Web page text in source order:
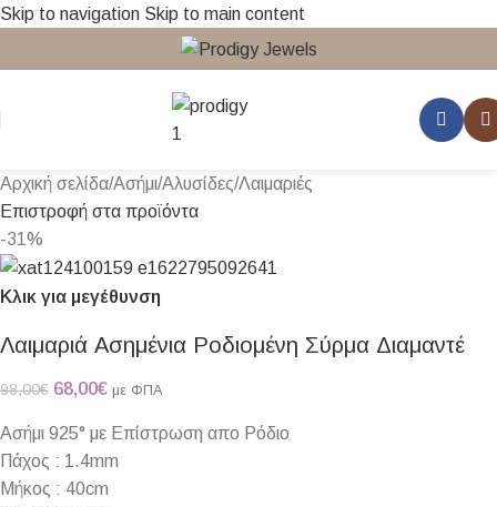
Skip to navigation Skip to main content
Αρχική σελίδα/Ασήμι/Αλυσίδες/Λαιμαριές
Επιστροφή στα προϊόντα
-31%
Κλικ για μεγέθυνση
Λαιμαριά Ασημένια Ροδιομένη Σύρμα Διαμαντέ
98,00€ 68,00€ με ΦΠΑ
Ασήμι 925° με Επίστρωση απο Ρόδιο
Πάχος : 1.4mm
Μήκος : 40cm